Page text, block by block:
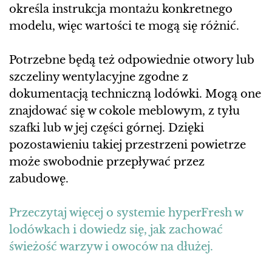
określa instrukcja montażu konkretnego
modelu, więc wartości te mogą się różnić.
Potrzebne będą też odpowiednie otwory lub
szczeliny wentylacyjne zgodne z
dokumentacją techniczną lodówki. Mogą one
znajdować się w cokole meblowym, z tyłu
szafki lub w jej części górnej. Dzięki
pozostawieniu takiej przestrzeni powietrze
może swobodnie przepływać przez
zabudowę.
Przeczytaj więcej o systemie hyperFresh w
lodówkach i dowiedz się, jak zachować
świeżość warzyw i owoców na dłużej.